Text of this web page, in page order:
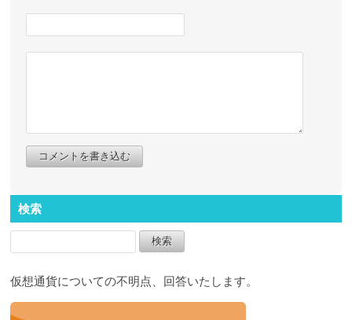
コメントを書き込む
検索
仮想通貨についての不明点、回答いたします。